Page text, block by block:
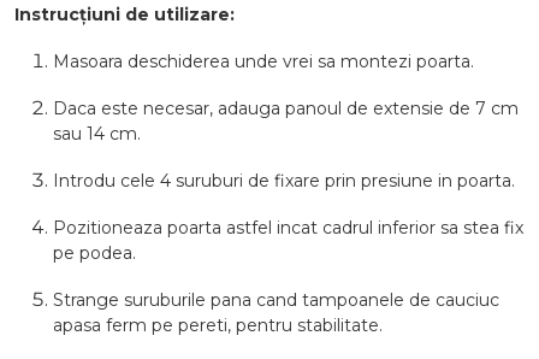
Instrucțiuni de utilizare:
Masoara deschiderea unde vrei sa montezi poarta.
Daca este necesar, adauga panoul de extensie de 7 cm
sau 14 cm.
Introdu cele 4 suruburi de fixare prin presiune in poarta.
Pozitioneaza poarta astfel incat cadrul inferior sa stea fix
pe podea.
Strange suruburile pana cand tampoanele de cauciuc
apasa ferm pe pereti, pentru stabilitate.